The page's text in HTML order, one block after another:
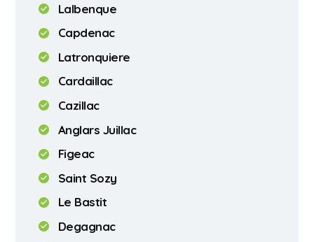
Lalbenque
Capdenac
Latronquiere
Cardaillac
Cazillac
Anglars Juillac
Figeac
Saint Sozy
Le Bastit
Degagnac